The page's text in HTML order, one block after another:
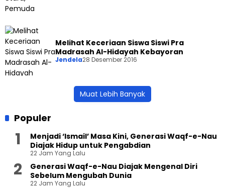
Melihat Keceriaan Siswa Siswi Pra
Madrasah Al-Hidayah Kebayoran
Jendela28 Desember 2016
Muat Lebih Banyak
Populer
Menjadi ‘Ismail’ Masa Kini, Generasi Waqf-e-Nau
Diajak Hidup untuk Pengabdian
22 Jam Yang Lalu
Generasi Waqf-e-Nau Diajak Mengenal Diri
Sebelum Mengubah Dunia
22 Jam Yang Lalu